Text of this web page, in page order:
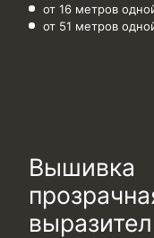
от 16 метров
от 51 метров